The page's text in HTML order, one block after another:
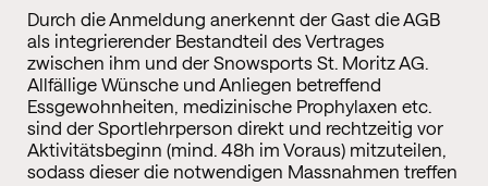
Durch die Anmeldung anerkennt der Gast die AGB
als integrierender Bestandteil des Vertrages
zwischen ihm und der Snowsports St. Moritz AG.
Allfällige Wünsche und Anliegen betreffend
Essgewohnheiten, medizinische Prophylaxen etc.
sind der Sportlehrperson direkt und rechtzeitig vor
Aktivitätsbeginn (mind. 48h im Voraus) mitzuteilen,
sodass dieser die notwendigen Massnahmen treffen